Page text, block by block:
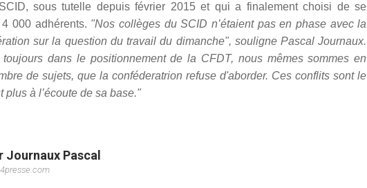
sous tutelle depuis février 2015 et qui a finalement choisi de se
000 adhérents. "Nos collèges du SCID n’étaient pas en phase avec la
sur la question du travail du dimanche", souligne Pascal Journaux.
dans le positionnement de la CFDT, nous mêmes sommes en
de sujets, que la conféderatrion refuse d'aborder. Ces conflits sont le
plus à l’écoute de sa base."
Journaux Pascal